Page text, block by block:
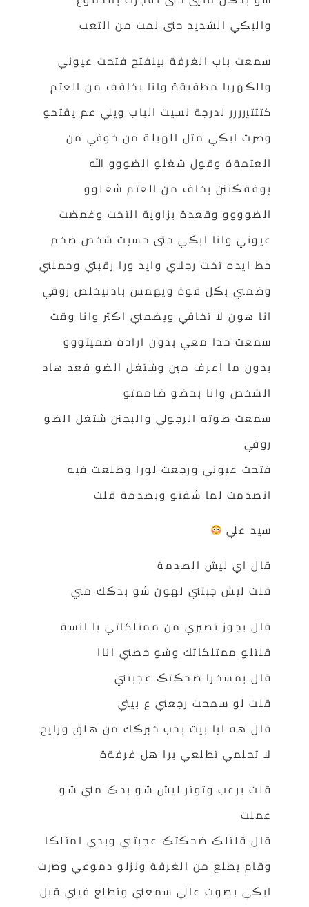
والبڪي الشديد حتى نمت من التعب
سمعت باب الغرفة بينفتح فتحت عيوني
والڪهربا مطفيةة وانا بخافف من العتم
كتتتيرررر لدرجة نسيت الباب ويلي عم يفتحو
وصرت ابڪي متل الهبلة من خوفي من
العتمةة وقول شغلو الضووو الله
يوفقڪننن بخاف من العتم شغلوو
الضوووو وقعدة بزاوية التخت وغمضت
عيوني وانا ابڪي حتى حسيت شخص ضخم
حط ايده تخت رجلاي وايد ورا رقبتي وحملني
وضمني بڪل قوة ويهمس بادنيخلص روقي
انا هون لا تخافي ويضمني اڪتر وانا وقت
سمعت حدا معي بدون ارادة ضميتووو
بدون ما اعرف مين وشتغل الضو قعد هاد
الشخص وانا بحضو ضاممتو
سمعت صوته الرجولي والبجنن شتغل الضو
فتحت عيوني ورجعت لورا وطلعت فيه
انصدمت لما شفتو وبصدمة قلت
سيد علي
قال اي ليش الصدمة
قلت ليش جبتني لهون شو بدڪك مني
قال بجوز تصيري من ممتلكاتي يا انسة
قلتلو ممتلكاتك وشو خصني اناا
قال بمسخرا ضحڪتڪ عجبتني
قلت لو سمحت رجعني ع بيتي
قال هه ايا بيت بحب خبرڪك من هلق ورايح
لا تحلمي تطلعي برا هل غرفةة
قلت برعب وتوتر ليش شو بدڪ مني شو
قال قلتلڪ ضحڪتڪ عجبتني وبدي امتلڪا
وقام يطلع من الغرفة ونزلو دموعي وصرت
ابڪي بصوت عالي سمعني وتطلع فيني قبل